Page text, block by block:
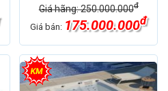
Giá hãng: 250.000.000đ
Giá bán: 175.000.000đ